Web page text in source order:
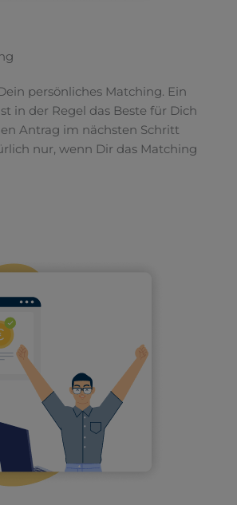
persönliches Matching. Ein
in der Regel das Beste für Dich
Antrag im nächsten Schritt
nur, wenn Dir das Matching